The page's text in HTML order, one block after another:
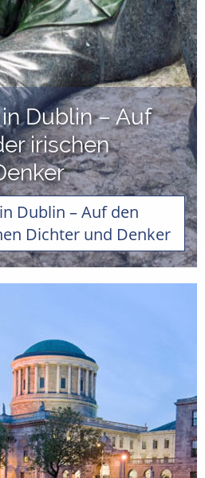
Dublin – Auf
irischen
Dublin – Auf den
Dichter und Denker